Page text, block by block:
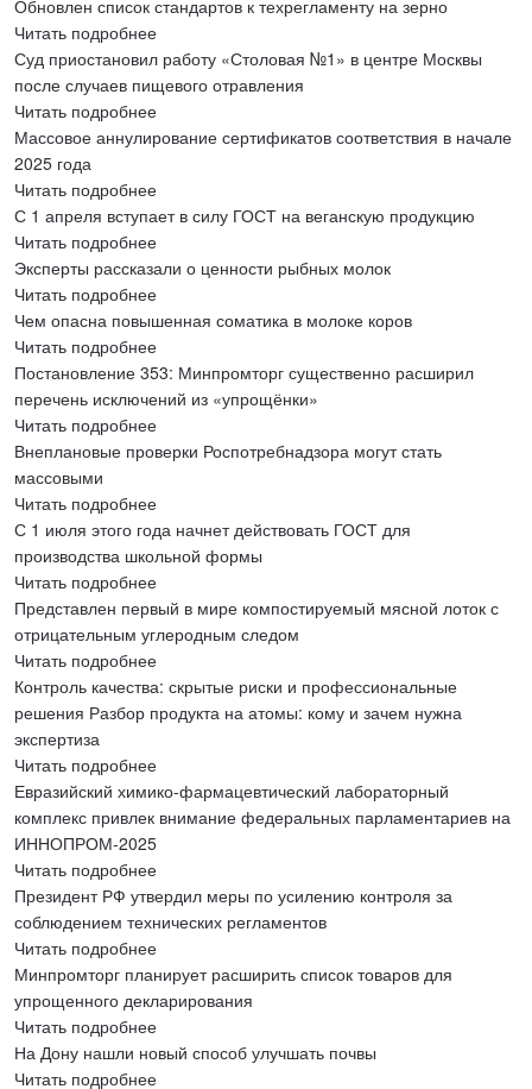
Обновлен список стандартов к техрегламенту на зерно
Читать подробнее
Суд приостановил работу «Столовая №1» в центре Москвы
после случаев пищевого отравления
Читать подробнее
Массовое аннулирование сертификатов соответствия в начале
2025 года
Читать подробнее
С 1 апреля вступает в силу ГОСТ на веганскую продукцию
Читать подробнее
Эксперты рассказали о ценности рыбных молок
Читать подробнее
Чем опасна повышенная соматика в молоке коров
Читать подробнее
Постановление 353: Минпромторг существенно расширил
перечень исключений из «упрощёнки»
Читать подробнее
Внеплановые проверки Роспотребнадзора могут стать
массовыми
Читать подробнее
С 1 июля этого года начнет действовать ГОСТ для
производства школьной формы
Читать подробнее
Представлен первый в мире компостируемый мясной лоток с
отрицательным углеродным следом
Читать подробнее
Контроль качества: скрытые риски и профессиональные
решения Разбор продукта на атомы: кому и зачем нужна
экспертиза
Читать подробнее
Евразийский химико-фармацевтический лабораторный
комплекс привлек внимание федеральных парламентариев на
ИННОПРОМ-2025
Читать подробнее
Президент РФ утвердил меры по усилению контроля за
соблюдением технических регламентов
Читать подробнее
Минпромторг планирует расширить список товаров для
упрощенного декларирования
Читать подробнее
На Дону нашли новый способ улучшать почвы
Читать подробнее